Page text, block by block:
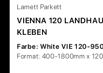
Lamett Parkett
VIENNA 120
KLEBEN
Farbe: White VIE 120-
Format: 400-1800mm x